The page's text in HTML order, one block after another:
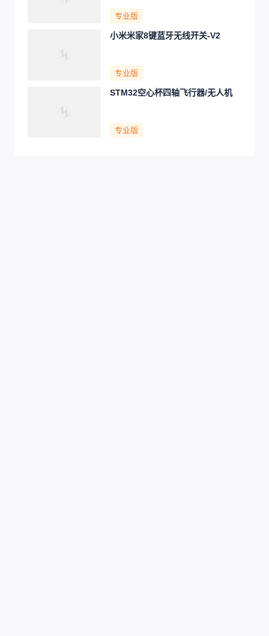
专业版
小米米家8键蓝牙无线开关-V2
专业版
STM32空心杯四轴飞行器/无人机
专业版